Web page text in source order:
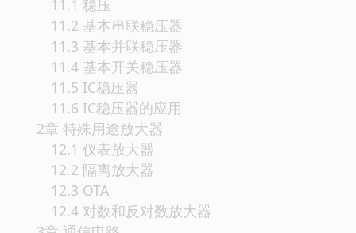
11.1 稳压
11.2 基本串联稳压器
11.3 基本并联稳压器
11.4 基本开关稳压器
11.5 IC稳压器
11.6 IC稳压器的应用
2章 特殊用途放大器
12.1 仪表放大器
12.2 隔离放大器
12.3 OTA
12.4 对数和反对数放大器